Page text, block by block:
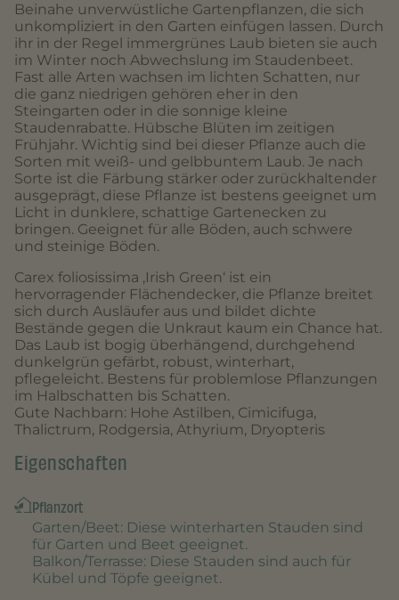
Beinahe unverwüstliche Gartenpflanzen, die sich
unkompliziert in den Garten einfügen lassen. Durch
ihr in der Regel immergrünes Laub bieten sie auch
im Winter noch Abwechslung im Staudenbeet.
Fast alle Arten wachsen im lichten Schatten, nur
die ganz niedrigen gehören eher in den
Steingarten oder in die sonnige kleine
Staudenrabatte. Hübsche Blüten im zeitigen
Frühjahr. Wichtig sind bei dieser Pflanze auch die
Sorten mit weiß- und gelbbuntem Laub. Je nach
Sorte ist die Färbung stärker oder zurückhaltender
ausgeprägt, diese Pflanze ist bestens geeignet um
Licht in dunklere, schattige Gartenecken zu
bringen. Geeignet für alle Böden, auch schwere
und steinige Böden.
Carex foliosissima ‚Irish Green‘ ist ein
hervorragender Flächendecker, die Pflanze breitet
sich durch Ausläufer aus und bildet dichte
Bestände gegen die Unkraut kaum ein Chance hat.
Das Laub ist bogig überhängend, durchgehend
dunkelgrün gefärbt, robust, winterhart,
pflegeleicht. Bestens für problemlose Pflanzungen
im Halbschatten bis Schatten.
Gute Nachbarn: Hohe Astilben, Cimicifuga,
Thalictrum, Rodgersia, Athyrium, Dryopteris
Eigenschaften
Pflanzort
Garten/Beet: Diese winterharten Stauden sind
für Garten und Beet geeignet.
Balkon/Terrasse: Diese Stauden sind auch für
Kübel und Töpfe geeignet.